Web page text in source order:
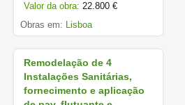
Valor da obra: 22.800 €
Obras em: Lisboa
Remodelação de 4
Instalações Sanitárias,
fornecimento e aplicação